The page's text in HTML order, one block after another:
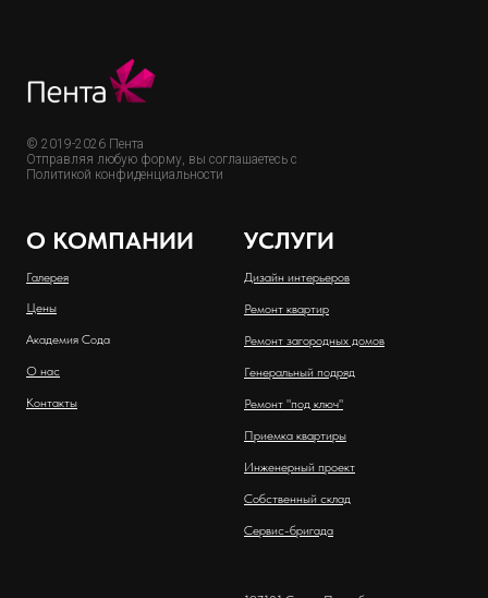
© 2019-2026 Пента
Отправляя любую форму, вы соглашаетесь с
Политикой конфиденциальности
О КОМПАНИИ
Галерея
Цены
Академия Сода
О нас
Контакты
УСЛУГИ
Дизайн интерьеров
Ремонт квартир
Ремонт загородных домов
Генеральный подряд
Ремонт "под ключ"
Приемка квартиры
Инженерный проект
Собственный склад
Сервис-бригада